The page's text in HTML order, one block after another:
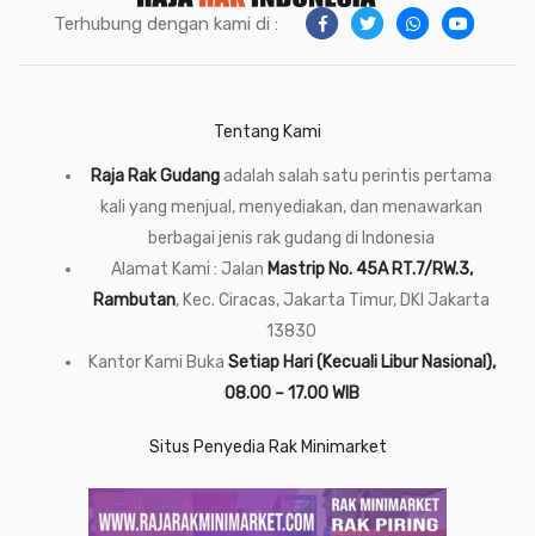
Terhubung dengan kami di :
Tentang Kami
Raja Rak Gudangadalah salah satu perintis pertama
kali yang menjual, menyediakan, dan menawarkan
berbagai jenis rak gudang di Indonesia
Alamat Kami : Jalan Mastrip No. 45A RT.7/RW.3,
Rambutan, Kec. Ciracas, Jakarta Timur, DKI Jakarta
13830
Kantor Kami Buka Setiap Hari (Kecuali Libur Nasional),
08.00 – 17.00 WIB
Situs Penyedia Rak Minimarket